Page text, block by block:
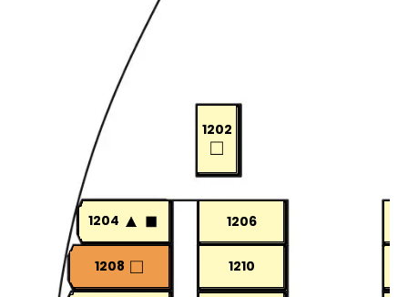
1202
1204 1206
1208 1210